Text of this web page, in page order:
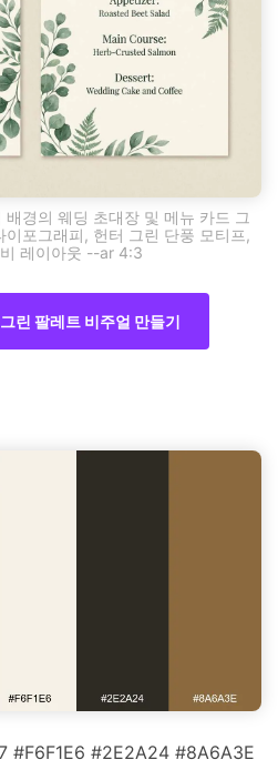
경의 웨딩 초대장 및 메뉴 카드 그
포그래피, 헌터 그린 단풍 모티프,
레이아웃 --ar 4:3
린 팔레트 비주얼 만들기
#F6F1E6 #2E2A24 #8A6A3E